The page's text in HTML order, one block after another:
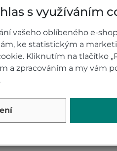
s využíváním
vašeho oblíbeného e-
ke statistickým a
Kliknutím na tlačítko
a zpracováním a my vám